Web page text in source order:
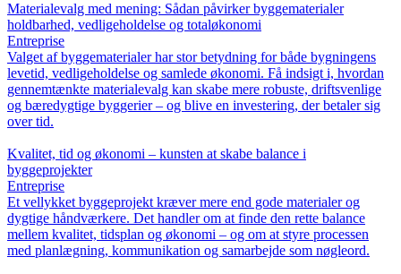
Materialevalg med mening: Sådan påvirker byggematerialer
holdbarhed, vedligeholdelse og totaløkonomi
Entreprise
Valget af byggematerialer har stor betydning for både bygningens
levetid, vedligeholdelse og samlede økonomi. Få indsigt i, hvordan
gennemtænkte materialevalg kan skabe mere robuste, driftsvenlige
og bæredygtige byggerier – og blive en investering, der betaler sig
over tid.
Kvalitet, tid og økonomi – kunsten at skabe balance i
byggeprojekter
Entreprise
Et vellykket byggeprojekt kræver mere end gode materialer og
dygtige håndværkere. Det handler om at finde den rette balance
mellem kvalitet, tidsplan og økonomi – og om at styre processen
med planlægning, kommunikation og samarbejde som nøgleord.